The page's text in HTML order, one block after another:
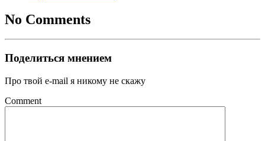
No Comments
Поделиться мнением
Про твой e-mail я никому не скажу
Comment